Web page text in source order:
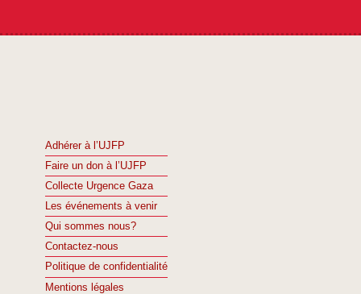
Adhérer à l’UJFP
Faire un don à l’UJFP
Collecte Urgence Gaza
Les événements à venir
Qui sommes nous?
Contactez-nous
Politique de confidentialité
Mentions légales